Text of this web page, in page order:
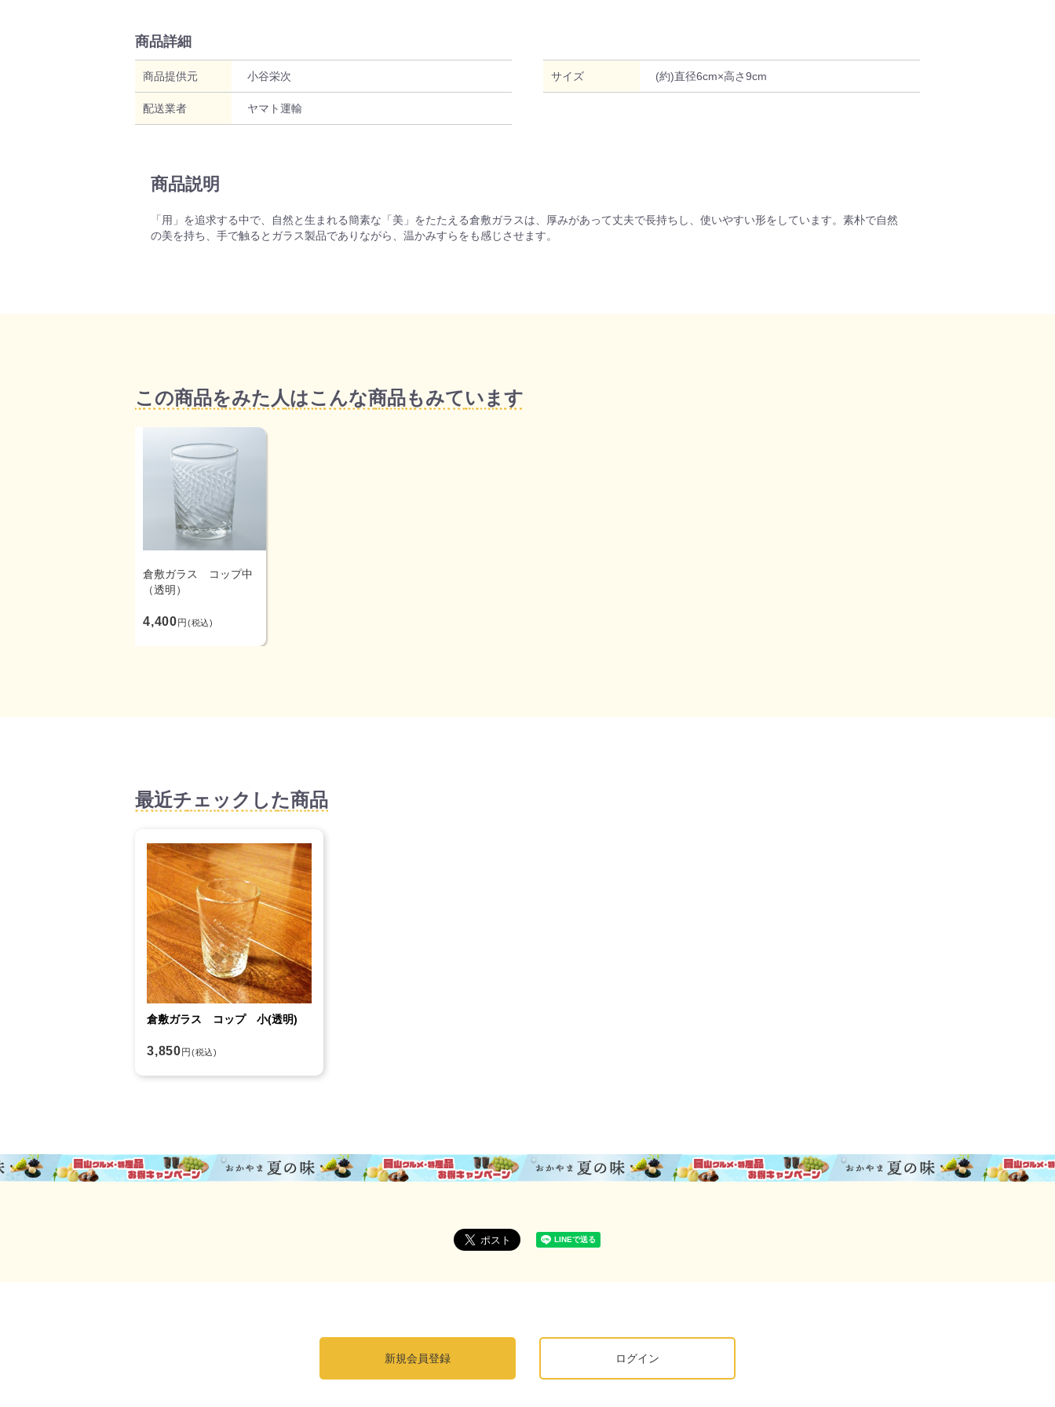
商品詳細
商品提供元 小谷栄次 サイズ (約)直径6cm×高さ9cm
配送業者 ヤマト運輸
商品説明
「用」を追求する中で、自然と生まれる簡素な「美」をたたえる倉敷ガラスは、厚みがあって丈夫で長持ちし、使いやすい形をしています。素朴で自然
の美を持ち、手で触るとガラス製品でありながら、温かみすらをも感じさせます。
この商品をみた人はこんな商品もみています
倉敷ガラス コップ中
（透明）
4,400円(税込)
最近チェックした商品
倉敷ガラス コップ 小(透明)
3,850円(税込)
新規会員登録 ログイン